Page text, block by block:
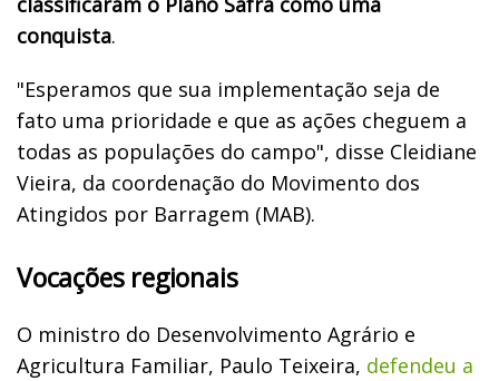
conquista.
"Esperamos que sua implementação seja de
fato uma prioridade e que as ações cheguem a
todas as populações do campo", disse Cleidiane
Vieira, da coordenação do Movimento dos
Atingidos por Barragem (MAB).
Vocações regionais
O ministro do Desenvolvimento Agrário e
Agricultura Familiar, Paulo Teixeira, defendeu a